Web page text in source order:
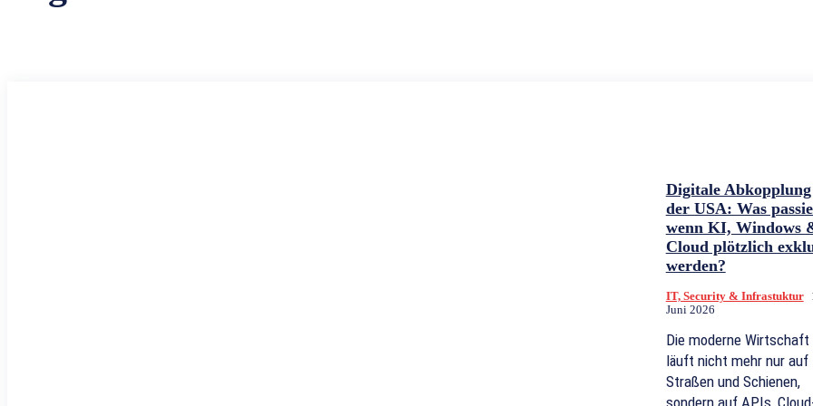
Digitale Abkopplung
der USA: Was
wenn KI, Windows
Cloud plötzlich
werden?
IT, Security & Infrastuktur
Juni 2026
Die moderne Wirtschaft
läuft nicht mehr nur auf
Straßen und Schienen,
sondern auf APIs,